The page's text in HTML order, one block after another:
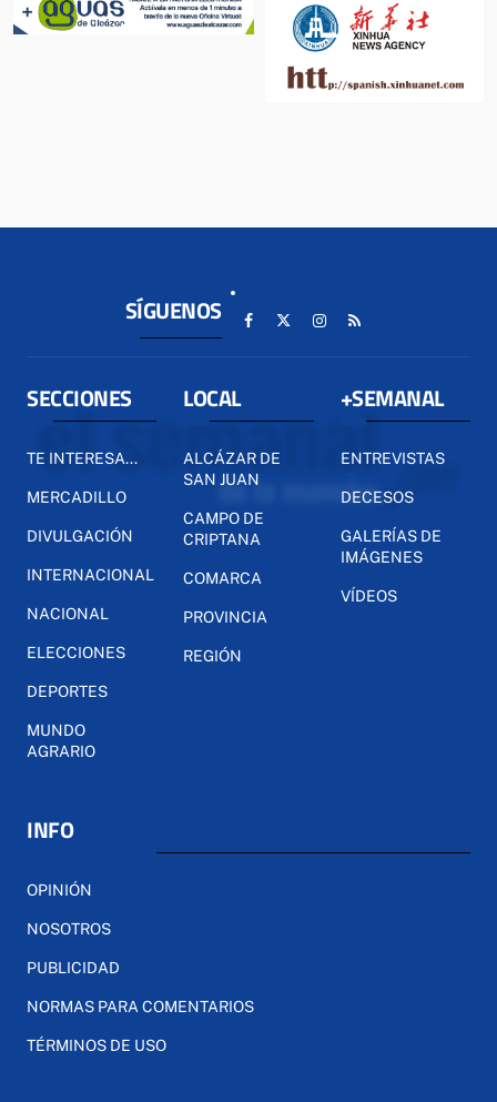
SÍGUENOS
SECCIONES
TE INTERESA...
MERCADILLO
DIVULGACIÓN
INTERNACIONAL
NACIONAL
ELECCIONES
DEPORTES
MUNDO
AGRARIO
LOCAL
ALCÁZAR DE
SAN JUAN
CAMPO DE
CRIPTANA
COMARCA
PROVINCIA
REGIÓN
+SEMANAL
ENTREVISTAS
DECESOS
GALERÍAS DE
IMÁGENES
VÍDEOS
INFO
OPINIÓN
NOSOTROS
PUBLICIDAD
NORMAS PARA COMENTARIOS
TÉRMINOS DE USO